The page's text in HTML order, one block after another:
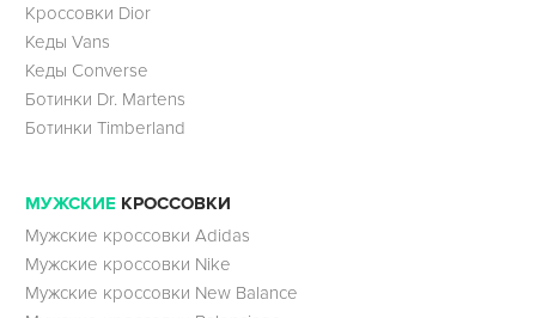
Кроссовки Dior
Кеды Vans
Кеды Converse
Ботинки Dr. Martens
Ботинки Timberland
МУЖСКИЕ КРОССОВКИ
Мужские кроссовки Adidas
Мужские кроссовки Nike
Мужские кроссовки New Balance